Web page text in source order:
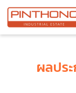
SITEผลปร